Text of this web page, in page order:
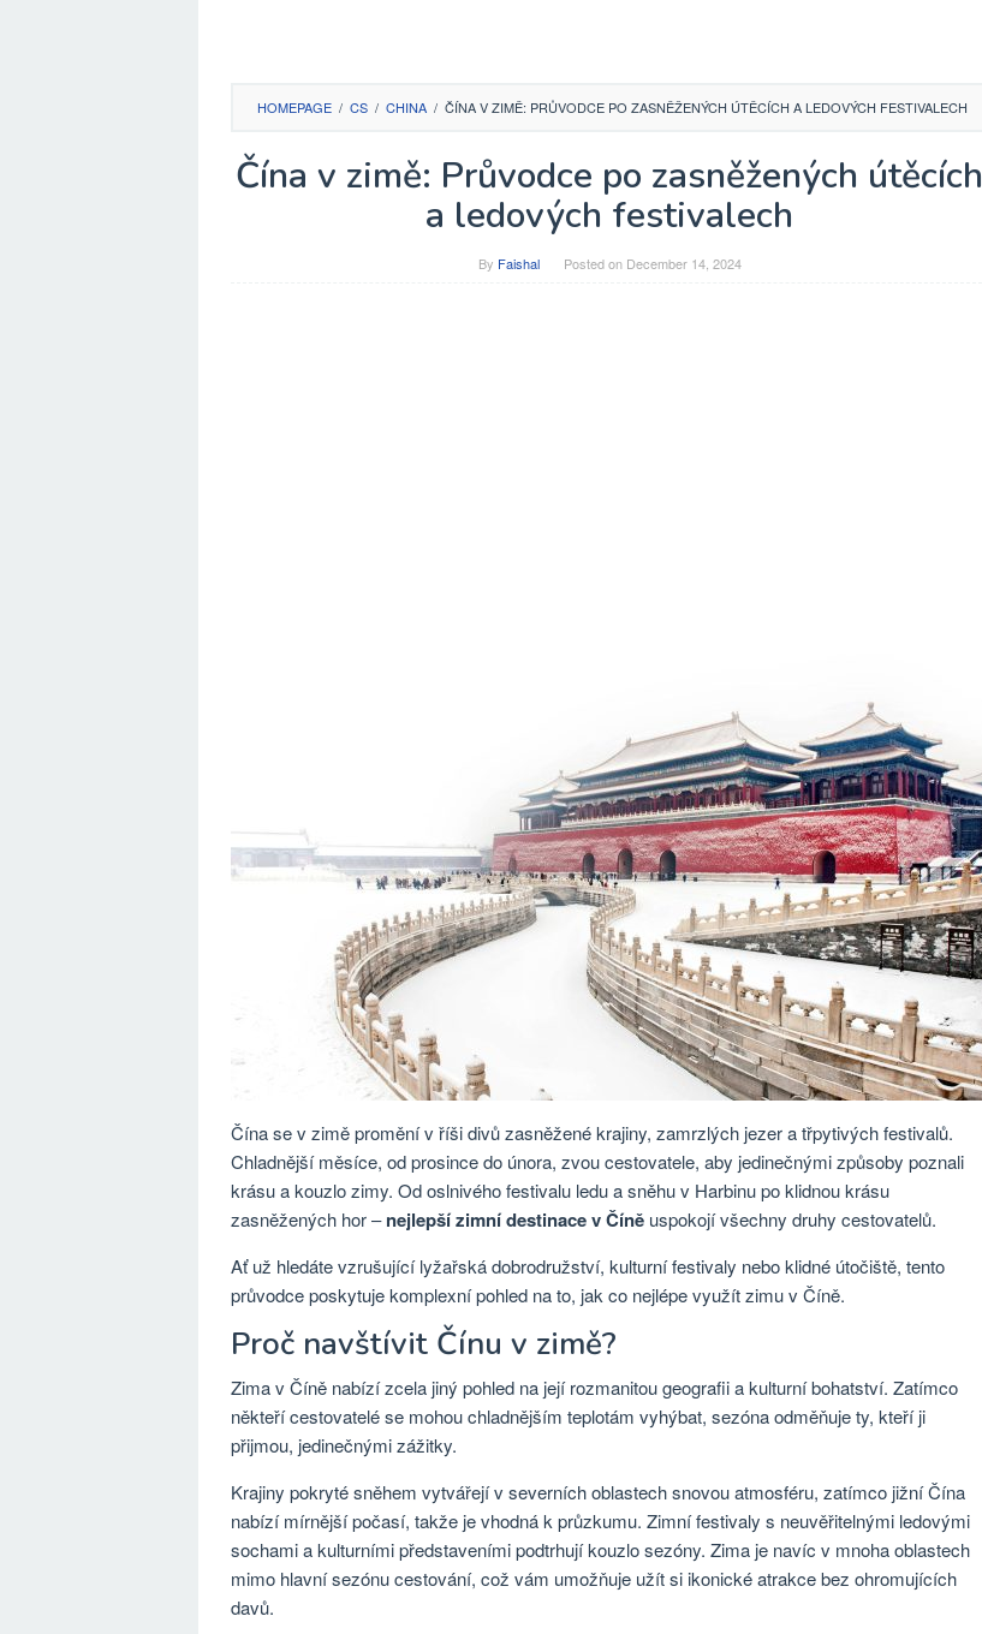
HOMEPAGE / CS / CHINA / ČÍNA V ZIMĚ: PRŮVODCE PO ZASNĚŽENÝCH ÚTĚCÍCH A LEDOVÝCH FESTIVALECH
Čína v zimě: Průvodce po zasněžených útěcích
a ledových festivalech
By Faishal Posted on December 14, 2024
Čína se v zimě promění v říši divů zasněžené krajiny, zamrzlých jezer a třpytivých festivalů.
Chladnější měsíce, od prosince do února, zvou cestovatele, aby jedinečnými způsoby poznali
krásu a kouzlo zimy. Od oslnivého festivalu ledu a sněhu v Harbinu po klidnou krásu
zasněžených hor –nejlepší zimní destinace v Číně uspokojí všechny druhy cestovatelů.
Ať už hledáte vzrušující lyžařská dobrodružství, kulturní festivaly nebo klidné útočiště, tento
průvodce poskytuje komplexní pohled na to, jak co nejlépe využít zimu v Číně.
Proč navštívit Čínu v zimě?
Zima v Číně nabízí zcela jiný pohled na její rozmanitou geografii a kulturní bohatství. Zatímco
někteří cestovatelé se mohou chladnějším teplotám vyhýbat, sezóna odměňuje ty, kteří ji
přijmou, jedinečnými zážitky.
Krajiny pokryté sněhem vytvářejí v severních oblastech snovou atmosféru, zatímco jižní Čína
nabízí mírnější počasí, takže je vhodná k průzkumu. Zimní festivaly s neuvěřitelnými ledovými
sochami a kulturními představeními podtrhují kouzlo sezóny. Zima je navíc v mnoha oblastech
mimo hlavní sezónu cestování, což vám umožňuje užít si ikonické atrakce bez ohromujících
davů.